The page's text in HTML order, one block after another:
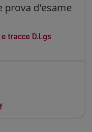
prova d'esame
tracce D.Lgs